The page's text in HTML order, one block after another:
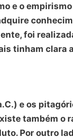
e o
foi
tinham clara
e os
também o
Por outro